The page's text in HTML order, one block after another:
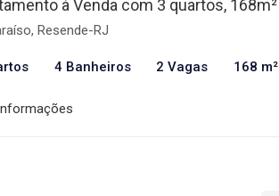
à Venda com 3 quartos, 168m²
Resende-RJ
4 Banheiros 2 Vagas 168 m²